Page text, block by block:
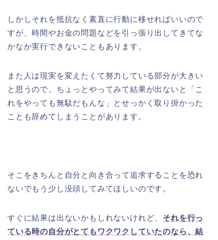
しかしそれを抵抗なく素直に行動に移せればいいので
すが、時間やお金の問題などを引っ張り出してきてな
かなか実行できないこともあります。
また人は現実を変えたくて努力している部分が大きい
と思うので、ちょっとやってみて結果が出ないと「こ
れをやっても無駄だもんな」とせっかく取り掛かった
ことも辞めてしまうことがあります。
そこをきちんと自分と向き合って追求することを恐れ
ないでもう少し没頭してみてほしいのです。
すぐに結果は出ないかもしれないけれど、 それを行っ
ている時の自分がとてもワクワクしていたのなら、結